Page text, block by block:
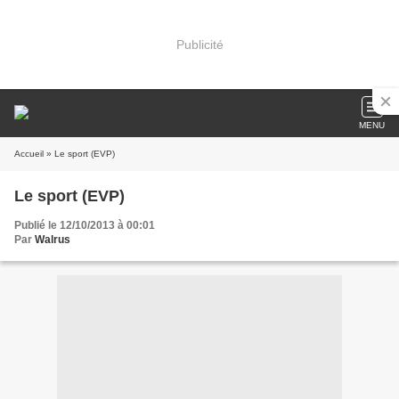
Publicité
MENU
Accueil » Le sport (EVP)
Le sport (EVP)
Publié le 12/10/2013 à 00:01
Par Walrus